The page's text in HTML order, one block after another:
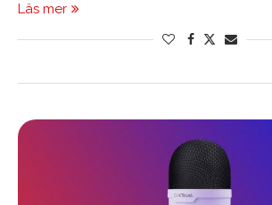
Läs mer